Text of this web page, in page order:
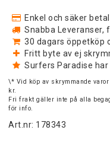
Enkel och säker
Snabba Leveranser,
30 dagars öppetköp
Fritt byte av ej
Surfers Paradise har
\* Vid köp av skrymmande
kr.
Fri frakt gäller inte på alla
för info.
Art.nr: 178343